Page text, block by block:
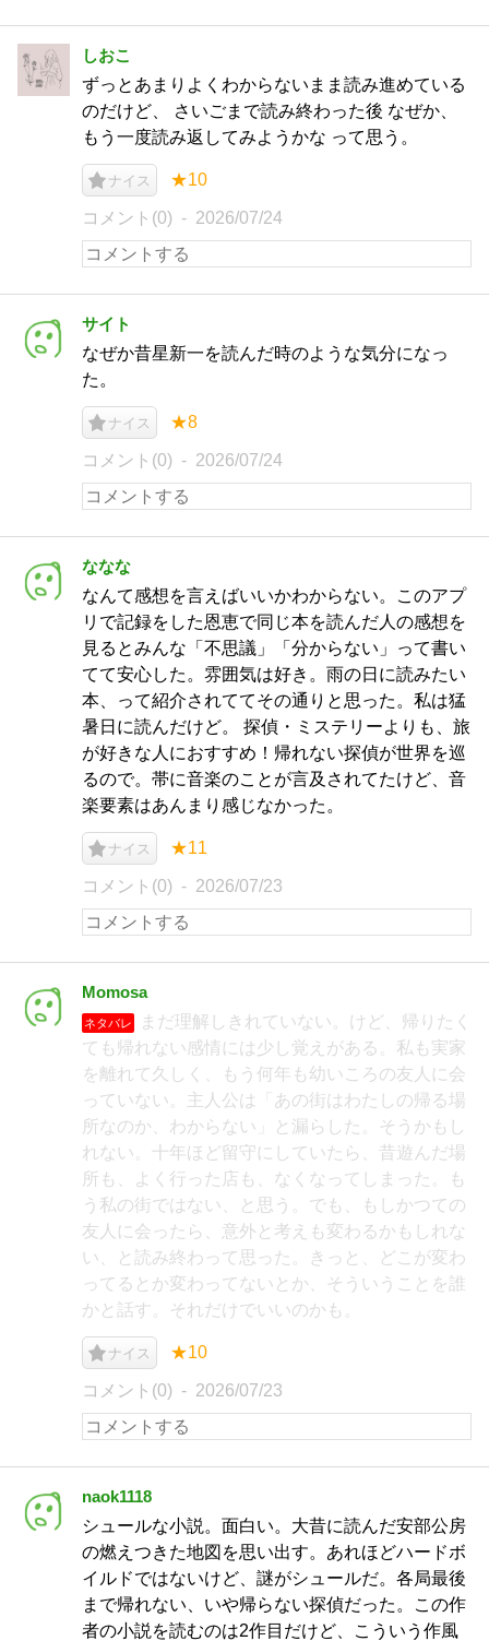
しおこ
ずっとあまりよくわからないまま読み進めている
のだけど、 さいごまで読み終わった後 なぜか、
もう一度読み返してみようかな って思う。
ナイス ★10
コメント(0) 2026/07/24
サイト
なぜか昔星新一を読んだ時のような気分になっ
た。
ナイス ★8
コメント(0) 2026/07/24
ななな
なんて感想を言えばいいかわからない。このアプ
リで記録をした恩恵で同じ本を読んだ人の感想を
見るとみんな「不思議」「分からない」って書い
てて安心した。雰囲気は好き。雨の日に読みたい
本、って紹介されててその通りと思った。私は猛
暑日に読んだけど。 探偵・ミステリーよりも、旅
が好きな人におすすめ！帰れない探偵が世界を巡
るので。帯に音楽のことが言及されてたけど、音
楽要素はあんまり感じなかった。
ナイス ★11
コメント(0) 2026/07/23
Momosa
ネタバレ
まだ理解しきれていない。けど、帰りたく
ても帰れない感情には少し覚えがある。私も実家
を離れて久しく、もう何年も幼いころの友人に会
っていない。主人公は「あの街はわたしの帰る場
所なのか、わからない」と漏らした。そうかもし
れない。十年ほど留守にしていたら、昔遊んだ場
所も、よく行った店も、なくなってしまった。も
う私の街ではない、と思う。でも、もしかつての
友人に会ったら、意外と考えも変わるかもしれな
い、と読み終わって思った。きっと、どこが変わ
ってるとか変わってないとか、そういうことを誰
かと話す。それだけでいいのかも。
ナイス ★10
コメント(0) 2026/07/23
naok1118
シュールな小説。面白い。大昔に読んだ安部公房
の燃えつきた地図を思い出す。あれほどハードボ
イルドではないけど、謎がシュールだ。各局最後
まで帰れない、いや帰らない探偵だった。この作
者の小説を読むのは2作目だけど、こういう作風